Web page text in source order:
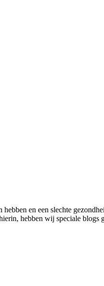
en een slechte
hebben wij speciale blogs